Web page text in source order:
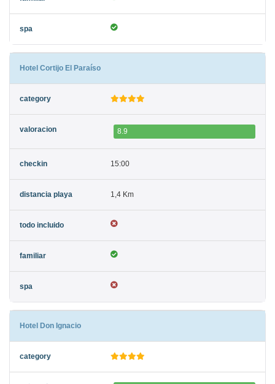
Hotel Cortijo El Paraíso
8.9
15:00
1,4 Km
Hotel Don Ignacio